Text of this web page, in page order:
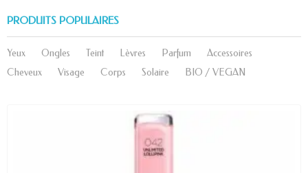
PRODUITS POPULAIRES
Yeux Ongles Teint Lèvres Parfum
Accessoires
Cheveux
Visage Corps Solaire BIO / VEGAN